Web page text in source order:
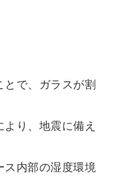
とで、ガラスが割
り、地震に備え
ス内部の湿度環境